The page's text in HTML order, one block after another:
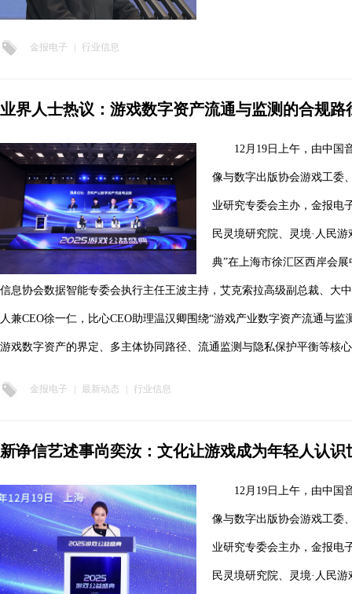
金报电子 行业信息
业界人士热议：游戏数字资产流通与监测的合规路
12月19日上午，由中国
像与数字出版协会游戏工委
业研究专委会主办，金报电
民灵境研究院、灵境·人民
典”在上海市徐汇区西岸会
信息协会数据智能专委会执行主任王波主持，艾克索拉高级副总裁、大
人兼CEO徐一仁，比心CEO助理温汉卿围绕“游戏产业数字资产流通与
游戏数字资产的界定、多主体协同路径、流通监测与隐私保护平衡等核
金报电子 最新动态 行业信息
新诤信艺述事尚奕汝：文化让游戏成为年轻人认识
12月19日上午，由中国
像与数字出版协会游戏工委
业研究专委会主办，金报电
民灵境研究院、灵境·人民